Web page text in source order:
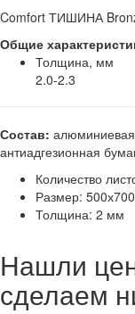
Comfort ТИШИНА
Общие
Толщина, мм
2.0-2.3
Состав:
антиадгезионная
Количество
Размер:
Толщина: 2 мм
Нашли
сделаем